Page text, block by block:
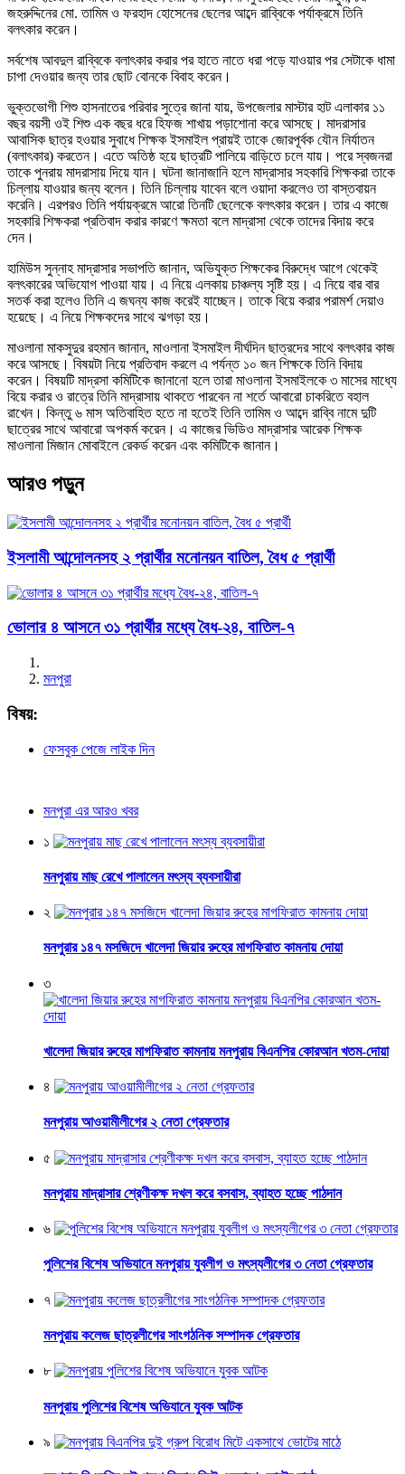
জহরুদ্দিনের মো. তামিম ও ফরহাদ হোসেনের ছেলের আব্দে রাব্বিকে পর্যাক্রমে তিনি
বলৎকার করেন।
সর্বশেষ আবদুল রাব্বিকে বলাৎকার করার পর হাতে নাতে ধরা পড়ে যাওয়ার পর সেটাকে ধামা
চাপা দেওয়ার জন্য তার ছোট বোনকে বিবাহ করেন।
ভুক্তভোগী শিশু হাসনাতের পরিবার সুত্রে জানা যায়, উপজেলার মাস্টার হাট এলাকার ১১
বছর বয়সী ওই শিশু এক বছর ধরে হিফজ শাখায় পড়াশোনা করে আসছে। মাদরাসার
আবাসিক ছাত্র হওয়ার সুবাধে শিক্ষক ইসমাইল প্রায়ই তাকে জোরপূর্বক যৌন নির্যাতন
(বলাৎকার) করতেন। এতে অতিষ্ঠ হয়ে ছাত্রটি পালিয়ে বাড়িতে চলে যায়। পরে স্বজনরা
তাকে পুনরায় মাদরাসায় দিয়ে যান। ঘটনা জানাজানি হলে মাদ্রাসার সহকারি শিক্ষকরা তাকে
চিল্লায় যাওয়ার জন্য বলেন। তিনি চিল্লায় যাবেন বলে ওয়াদা করলেও তা বাস্তবায়ন
করেনি। এরপরও তিনি পর্যায়ক্রমে আরো তিনটি ছেলেকে বলৎকার করেন। তার এ কাজে
সহকারি শিক্ষকরা প্রতিবাদ করার কারণে ক্ষমতা বলে মাদ্রাসা থেকে তাদের বিদায় করে
দেন।
হামিউস সুন্নাহ মাদ্রাসার সভাপতি জানান, অভিযুক্ত শিক্ষকের বিরুদ্ধে আগে থেকেই
বলৎকারের অভিযোগ পাওয়া যায়। এ নিয়ে এলকায় চাঞ্চল্য সৃষ্টি হয়। এ নিয়ে বার বার
সতর্ক করা হলেও তিনি এ জঘন্য কাজ করেই যাচ্ছেন। তাকে বিয়ে করার পরামর্শ দেয়াও
হয়েছে। এ নিয়ে শিক্ষকদের সাথে ঝগড়া হয়।
মাওলানা মাকসুদুর রহমান জানান, মাওলানা ইসমাইল দীর্ঘদিন ছাত্রদের সাথে বলৎকার কাজ
করে আসছে। বিষয়টা নিয়ে প্রতিবাদ করলে এ পর্যন্ত ১০ জন শিক্ষকে তিনি বিদায়
করেন। বিষয়টি মাদ্রসা কমিটিকে জানানো হলে তারা মাওলানা ইসমাইলকে ৩ মাসের মাধ্যে
বিয়ে করার ও রাত্রে তিনি মাদ্রাসায় থাকতে পারবেন না শর্তে আবারো চাকরিতে বহাল
রাখেন। কিন্তু ৬ মাস অতিবাহিত হতে না হতেই তিনি তামিম ও আব্দে রাব্বি নামে দুটি
ছাত্রের সাথে আবারো অপকর্ম করেন। এ কাজের ভিডিও মাদ্রাসার আরেক শিক্ষক
মাওলানা মিজান মোবাইলে রেকর্ড করেন এবং কমিটিকে জানান।
আরও পড়ুন
ইসলামী আন্দোলনসহ ২ প্রার্থীর মনোনয়ন বাতিল, বৈধ ৫ প্রার্থী
ভোলার ৪ আসনে ৩১ প্রার্থীর মধ্যে বৈধ-২৪, বাতিল-৭
মনপুরা
বিষয়:
ফেসবুক পেজে লাইক দিন
মনপুরা এর আরও খবর
১
মনপুরায় মাছ রেখে পালালেন মৎস্য ব্যবসায়ীরা
২
মনপুরার ১৪৭ মসজিদে খালেদা জিয়ার রুহের মাগফিরাত কামনায় দোয়া
৩
খালেদা জিয়ার রুহের মাগফিরাত কামনায় মনপুরায় বিএনপির কোরআন খতম-দোয়া
৪
মনপুরায় আওয়ামীলীগের ২ নেতা গ্রেফতার
৫
মনপুরায় মাদ্রাসার শ্রেণীকক্ষ দখল করে বসবাস, ব্যাহত হচ্ছে পাঠদান
৬
পুলিশের বিশেষ অভিযানে মনপুরায় যুবলীগ ও মৎস্যলীগের ৩ নেতা গ্রেফতার
৭
মনপুরায় কলেজ ছাত্রলীগের সাংগঠনিক সম্পাদক গ্রেফতার
৮
মনপুরায় পুলিশের বিশেষ অভিযানে যুবক আটক
৯